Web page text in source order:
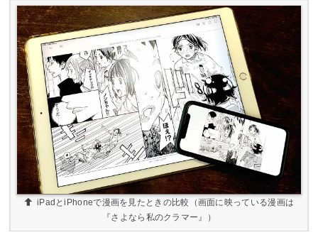
iPadとiPhoneで漫画を見たときの比較（画面に映っている漫画は
『さよなら私のクラマー』）